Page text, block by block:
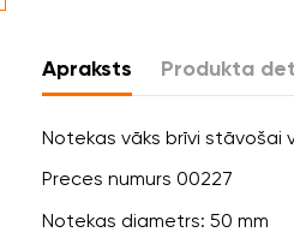
Apraksts Produkta
Notekas vāks brīvi stāvošai
Preces numurs 00227
Notekas diametrs: 50 mm